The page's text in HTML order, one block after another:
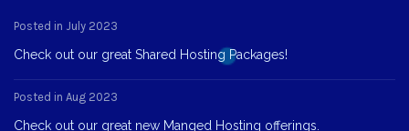
Posted in July 2023
Check out our great Shared Hosting Packages!
Posted in Aug 2023
Check out our great new Manged Hosting offerings.